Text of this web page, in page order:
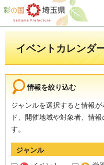
彩の国 埼玉県
イベントカレンダ
情報を絞り込む
ジャンルを選択すると情報
ド、開催地域や対象者、情
す。
ジャンル